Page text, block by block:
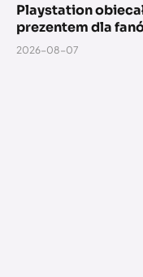
Playstation
prezentem dla
2026-08-07